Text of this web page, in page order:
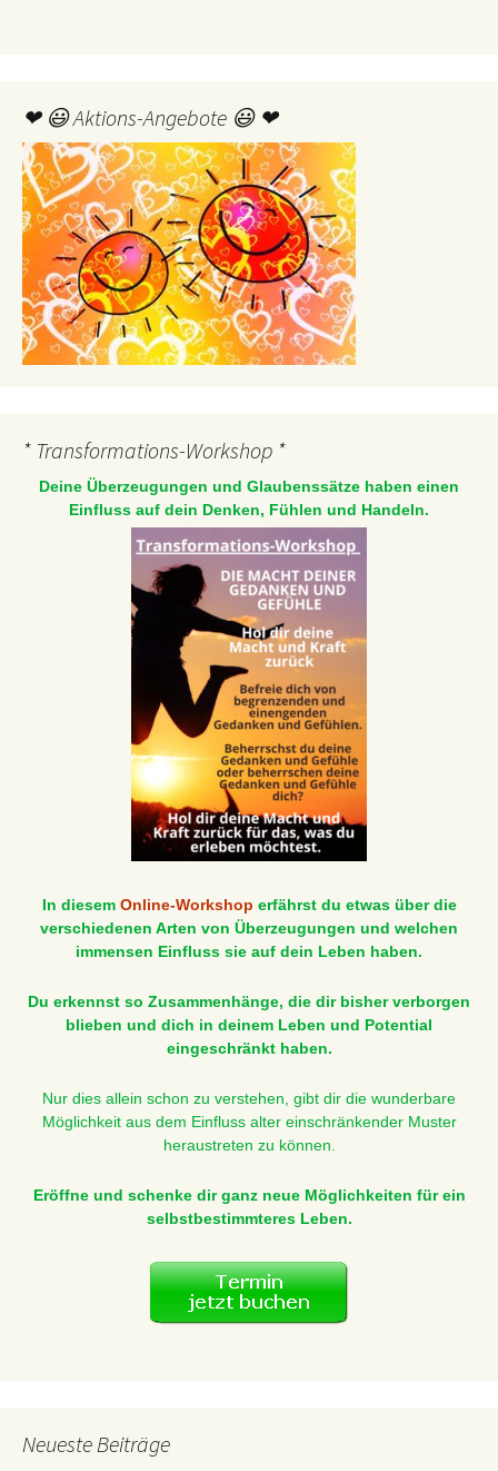
❤ 😃 Aktions-Angebote 😃 ❤
* Transformations-Workshop *
Deine Überzeugungen und Glaubenssätze haben einen
Einfluss auf dein Denken, Fühlen und Handeln.
In diesem Online-Workshop erfährst du etwas über die
verschiedenen Arten von Überzeugungen und welchen
immensen Einfluss sie auf dein Leben haben.
Du erkennst so Zusammenhänge, die dir bisher verborgen
blieben und dich in deinem Leben und Potential
eingeschränkt haben.
Nur dies allein schon zu verstehen, gibt dir die wunderbare
Möglichkeit aus dem Einfluss alter einschränkender Muster
heraustreten zu können.
Eröffne und schenke dir ganz neue Möglichkeiten für ein
selbstbestimmteres Leben.
Neueste Beiträge